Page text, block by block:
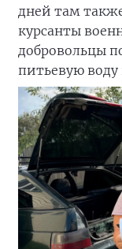
дней там
курсанты
добровольцы
питьевую